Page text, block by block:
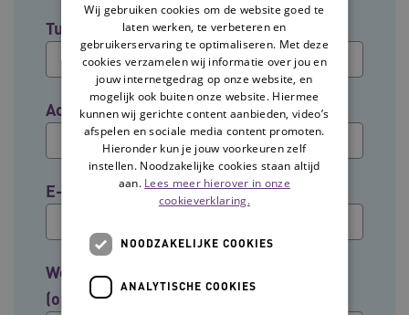
Tussenvoegsel (optioneel)
Achternaam
E-mailadres
Welke groep past het beste bij jouw rol?
(optioneel)
Wij gebruiken cookies om de website goed te
laten werken, te verbeteren en
gebruikerservaring te optimaliseren. Met deze
cookies verzamelen wij informatie over jou en
jouw internetgedrag op onze website, en
mogelijk ook buiten onze website. Hiermee
kunnen wij gerichte content aanbieden, video’s
afspelen en sociale media content promoten.
Hieronder kun je jouw voorkeuren zelf
instellen. Noodzakelijke cookies staan altijd
aan. Lees meer hierover in onze
cookieverklaring.
NOODZAKELIJKE COOKIES
ANALYTISCHE COOKIES